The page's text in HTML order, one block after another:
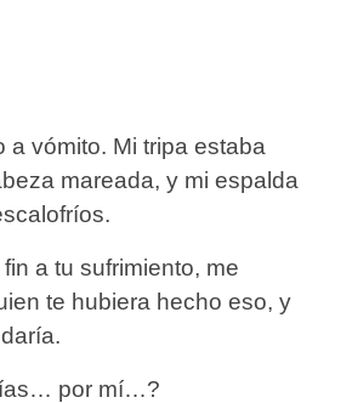
a vómito. Mi tripa estaba
mareada, y mi espalda
a tu sufrimiento, me
te hubiera hecho eso, y
por mí…?